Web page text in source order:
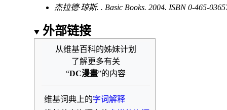
杰拉德·琼斯. . Basic Books. 2004. ISBN 0-465-
外部链接
从维基百科的姊妹计划
了解更多有关
“DC漫畫”的内容
维基词典上的字词解释